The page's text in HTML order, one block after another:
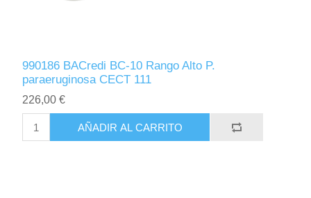
990186 BACredi BC-10 Rango Alto P.
paraeruginosa CECT 111
226,00 €
AÑADIR AL CARRITO